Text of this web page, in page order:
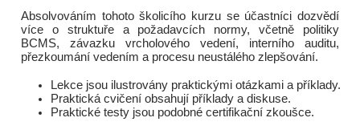
Absolvováním tohoto školicího kurzu se účastníci dozvědí
více o struktuře a požadavcích normy, včetně politiky
BCMS, závazku vrcholového vedení, interního auditu,
přezkoumání vedením a procesu neustálého zlepšování.
Lekce jsou ilustrovány praktickými otázkami a příklady.
Praktická cvičení obsahují příklady a diskuse.
Praktické testy jsou podobné certifikační zkoušce.